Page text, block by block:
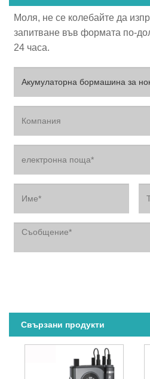
Моля, не се колебайте да
запитване във формата по-
24 часа.
Свързани продукти